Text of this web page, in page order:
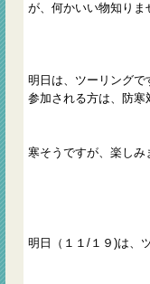
が、何かいい物知りま
明日は、ツーリングで
参加される方は、防寒
寒そうですが、楽しみ
明日（１１/１９)は、